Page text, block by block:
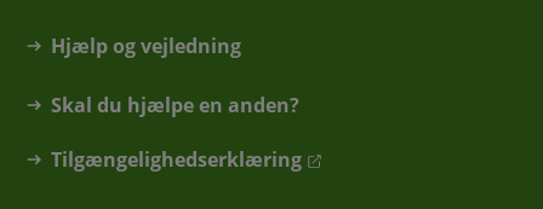
Hjælp og vejledning
Skal du hjælpe en anden?
Tilgængelighedserklæring